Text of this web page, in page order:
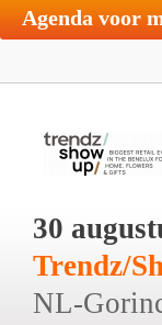
Agenda voor
30
Trendz/
NL-